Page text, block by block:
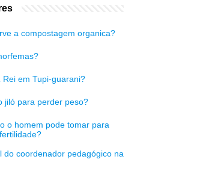
a compostagem organica?
Rei em Tupi-guarani?
jiló para perder peso?
o homem pode tomar para
do coordenador pedagógico na